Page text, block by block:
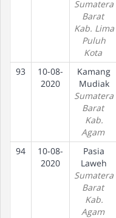
Sumatera
Barat
Kab. Lima
Puluh
Kota
93
10-08-
2020
Kamang
Mudiak
Sumatera
Barat
Kab.
Agam
94
10-08-
2020
Pasia
Laweh
Sumatera
Barat
Kab.
Agam